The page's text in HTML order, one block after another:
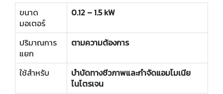
ขนาด
มอเตอร์
0.12 – 1.5 kW
ปริมาณการ
แยก
ตามความต้องการ
ใช้สำหรับ
บำบัดทางชีวภาพและกำจัดแอมโมเนีย
ไนโตรเจน